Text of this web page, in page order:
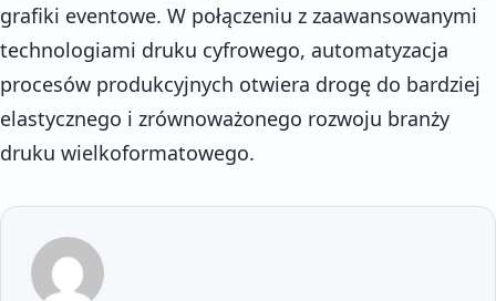
grafiki eventowe. W połączeniu z zaawansowanymi
technologiami druku cyfrowego, automatyzacja
procesów produkcyjnych otwiera drogę do bardziej
elastycznego i zrównoważonego rozwoju branży
druku wielkoformatowego.